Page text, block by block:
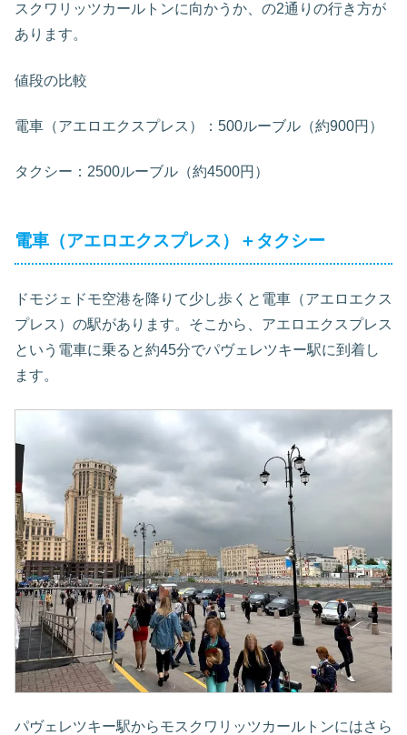
スクワリッツカールトンに向かうか、の2通りの行き方が
あります。
値段の比較
電車（アエロエクスプレス）：500ルーブル（約900円）
タクシー：2500ルーブル（約4500円）
電車（アエロエクスプレス）＋タクシー
ドモジェドモ空港を降りて少し歩くと 電車（アエロエクス
プレス） の駅があります。そこから、 アエロエクスプレス
という電車に乗ると約45分でパヴェレツキー駅に到着し
ます。
パヴェレツキー駅からモスクワリッツカールトンにはさら